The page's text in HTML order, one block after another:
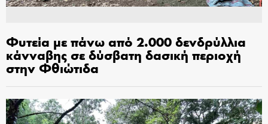
Φυτεία με πάνω από 2.000 δενδρύλλια
κάνναβης σε δύσβατη δασική περιοχή
στην Φθιώτιδα